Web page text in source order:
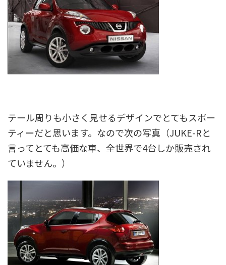
テール周りも小さく見せるデザインでとてもスポー
ティーだと思います。なので次の写真（JUKE-Rと
言ってとても高価な車、全世界で4台しか販売され
ていません。）